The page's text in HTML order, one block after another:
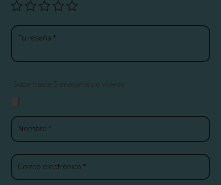
Sube hasta 5 imágenes o vídeos